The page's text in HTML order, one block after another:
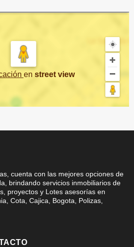
en street view
cuenta con las mejores opciones de
brindando servicios inmobiliarios de
proyectos y Lotes asesorías en
Cota, Cajica, Bogota, Polizas,